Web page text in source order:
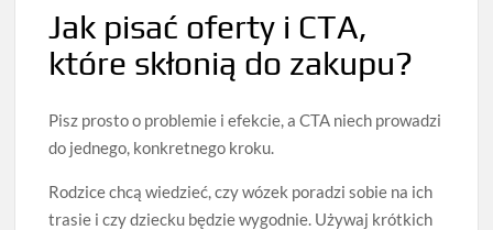
Jak pisać oferty i CTA,
które skłonią do zakupu?
Pisz prosto o problemie i efekcie, a CTA niech prowadzi
do jednego, konkretnego kroku.
Rodzice chcą wiedzieć, czy wózek poradzi sobie na ich
trasie i czy dziecku będzie wygodnie. Używaj krótkich